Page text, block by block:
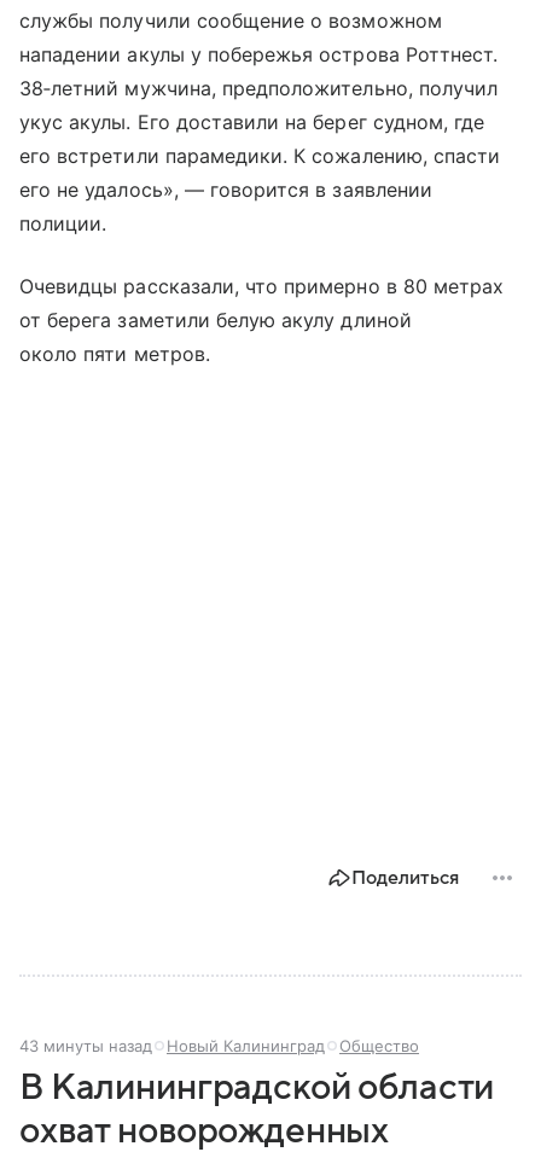
службы получили сообщение о возможном
нападении акулы у побережья острова Роттнест.
38‑летний мужчина, предположительно, получил
укус акулы. Его доставили на берег судном, где
его встретили парамедики. К сожалению, спасти
его не удалось», — говорится в заявлении
полиции.
Очевидцы рассказали, что примерно в 80 метрах
от берега заметили белую акулу длиной
около пяти метров.
Поделиться
43 минуты назад Новый Калининград Общество
В Калининградской области
охват новорожденных